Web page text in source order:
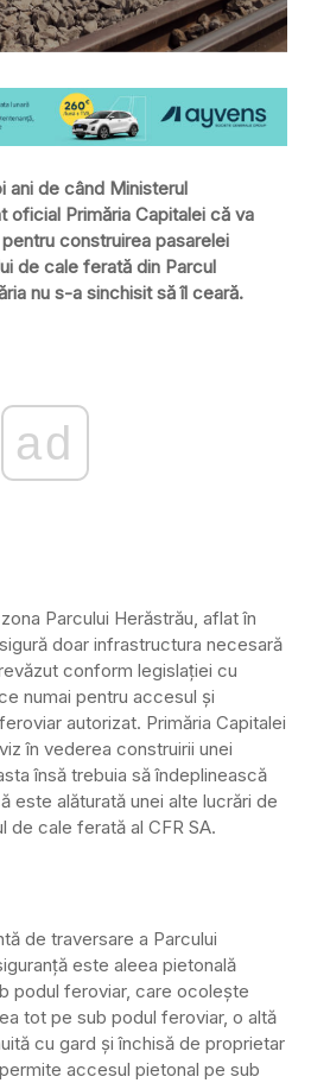
ani de când Ministerul
oficial Primăria Capitalei că va
construirea pasarelei
de cale ferată din Parcul
nu s-a sinchisit să îl ceară.
ad
Parcului Herăstrău, aflat în
doar infrastructura necesară
conform legislației cu
numai pentru accesul şi
autorizat. Primăria Capitalei
în vederea construirii unei
însă trebuia să îndeplinească
este alăturată unei alte lucrări de
de cale ferată al CFR SA.
de traversare a Parcului
este aleea pietonală
podul feroviar, care ocolește
tot pe sub podul feroviar, o altă
cu gard și închisă de proprietar
accesul pietonal pe sub